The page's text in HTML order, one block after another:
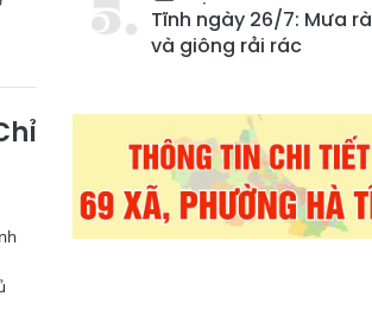
Tĩnh ngày 26/7: Mưa
và giông rải rác